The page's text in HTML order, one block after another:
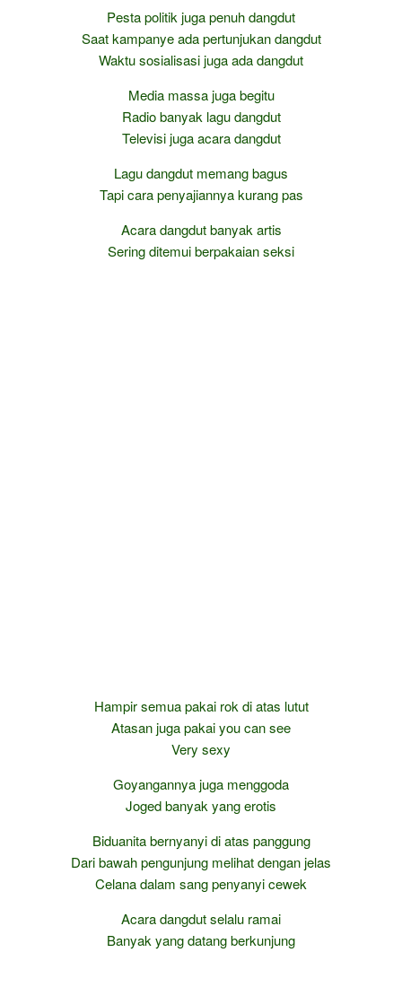
Pesta politik juga penuh dangdut
Saat kampanye ada pertunjukan dangdut
Waktu sosialisasi juga ada dangdut
Media massa juga begitu
Radio banyak lagu dangdut
Televisi juga acara dangdut
Lagu dangdut memang bagus
Tapi cara penyajiannya kurang pas
Acara dangdut banyak artis
Sering ditemui berpakaian seksi
Hampir semua pakai rok di atas lutut
Atasan juga pakai you can see
Very sexy
Goyangannya juga menggoda
Joged banyak yang erotis
Biduanita bernyanyi di atas panggung
Dari bawah pengunjung melihat dengan jelas
Celana dalam sang penyanyi cewek
Acara dangdut selalu ramai
Banyak yang datang berkunjung